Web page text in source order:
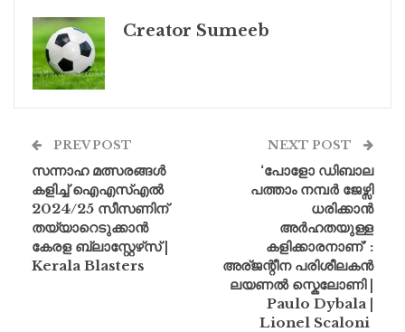
Creator Sumeeb
PREV POST
സന്നാഹ മത്സരങ്ങൾ
കളിച്ച് ഐഎസ്എൽ
2024/25 സീസണിന്
തയ്യാറെടുക്കാൻ
കേരള ബ്ലാസ്റ്റേഴ്‌സ് |
Kerala Blasters
NEXT POST
‘പോളോ ഡിബാല
പത്താം നമ്പർ ജേഴ്സി
ധരിക്കാൻ
അർഹതയുള്ള
കളിക്കാരനാണ്’ :
അര്ജന്റീന പരിശീലകൻ
ലയണൽ സ്കെലോണി |
Paulo Dybala |
Lionel Scaloni